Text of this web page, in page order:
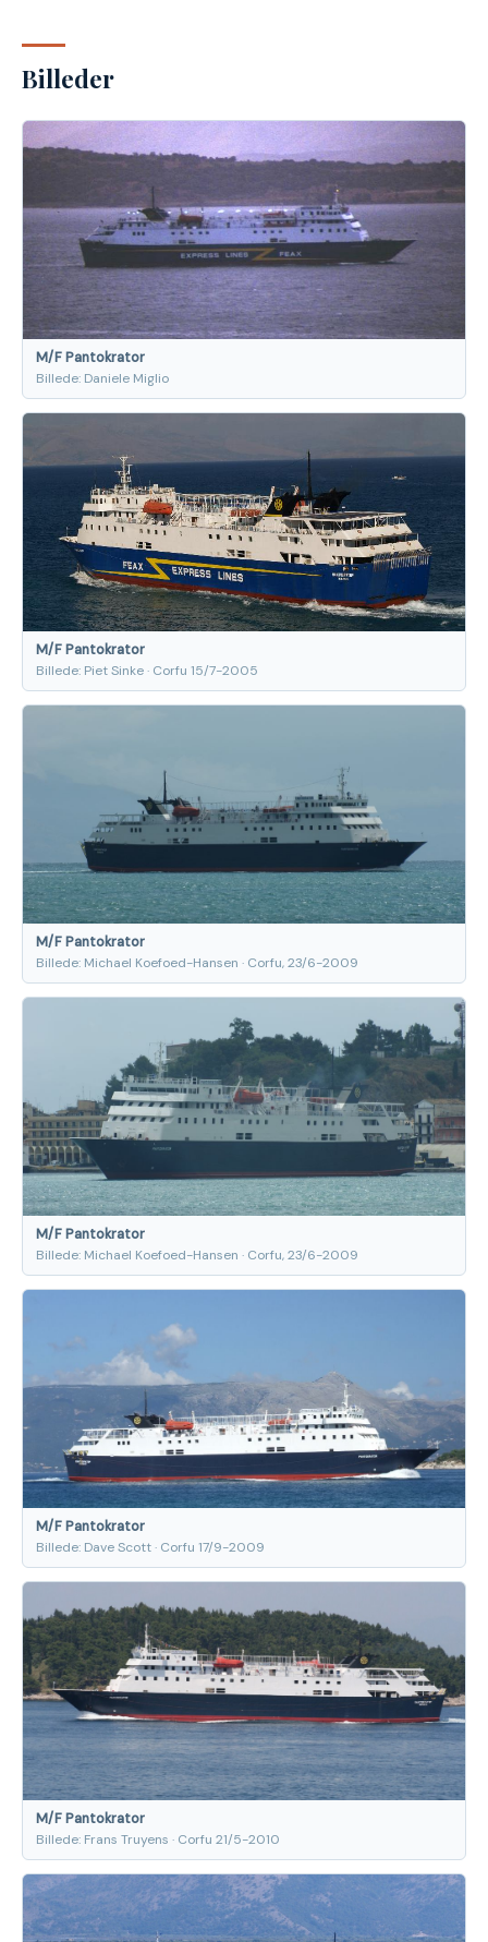
Billeder
M/F Pantokrator
Billede: Daniele Miglio
M/F Pantokrator
Billede: Piet Sinke · Corfu 15/7-2005
M/F Pantokrator
Billede: Michael Koefoed-Hansen · Corfu, 23/6-2009
M/F Pantokrator
Billede: Michael Koefoed-Hansen · Corfu, 23/6-2009
M/F Pantokrator
Billede: Dave Scott · Corfu 17/9-2009
M/F Pantokrator
Billede: Frans Truyens · Corfu 21/5-2010